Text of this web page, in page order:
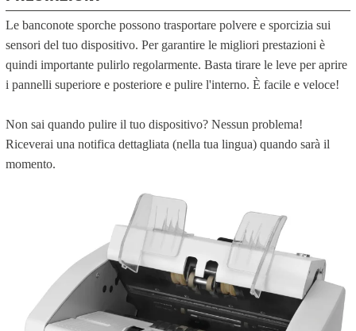
Le banconote sporche possono trasportare polvere e sporcizia sui
sensori del tuo dispositivo. Per garantire le migliori prestazioni è
quindi importante pulirlo regolarmente. Basta tirare le leve per aprire
i pannelli superiore e posteriore e pulire l'interno. È facile e veloce!
Non sai quando pulire il tuo dispositivo? Nessun problema!
Riceverai una notifica dettagliata (nella tua lingua) quando sarà il
momento.